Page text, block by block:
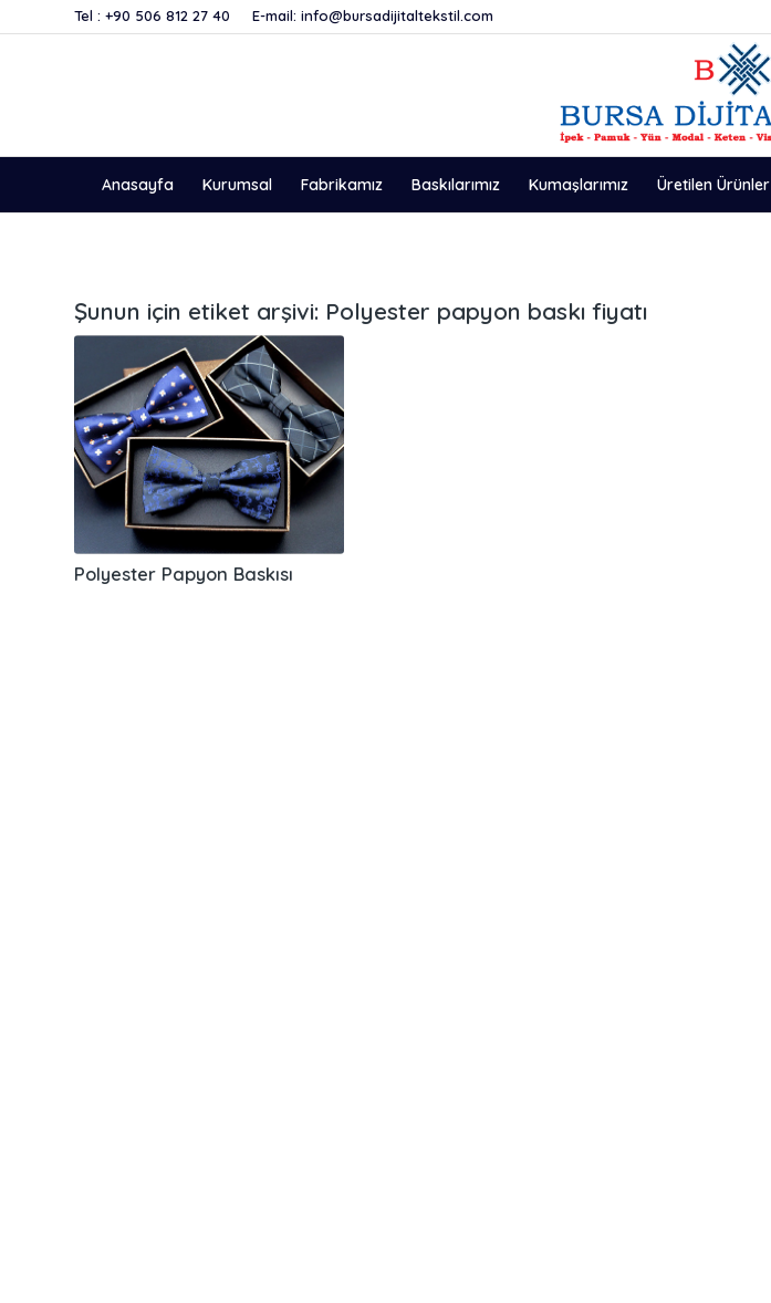
Tel : +90 506 812 27 40 E-mail: info@bursadijitaltekstil.com
Anasayfa Kurumsal Fabrikamız Baskılarımız Kumaşlarımız Üretilen Ürünler
Şunun için etiket arşivi: Polyester papyon baskı fiyatı
Polyester Papyon Baskısı